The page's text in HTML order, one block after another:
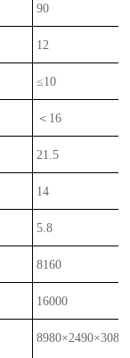
90
12
≤10
＜ 16
21.5
14
5.8
8160
16000
8980×2490×308